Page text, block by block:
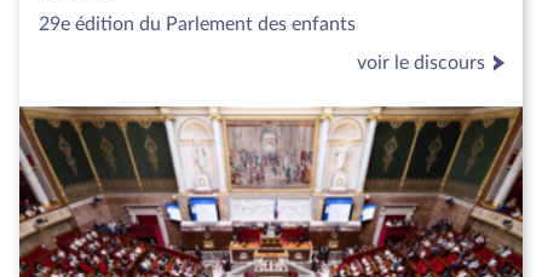
29e édition du Parlement des enfants
voir le discours